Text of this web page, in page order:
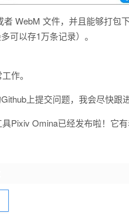
WebM 文件，并且能够打
可以存1万条记录）。
作。
上提交问题，我会尽快跟
Pixiv Omina已经发布啦！它